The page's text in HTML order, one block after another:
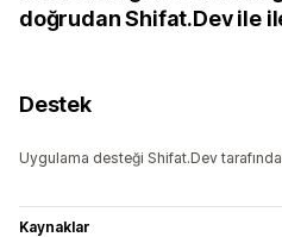
doğrudan Shifat.Dev ile
Destek
Uygulama desteği Shifat.Dev
Kaynaklar